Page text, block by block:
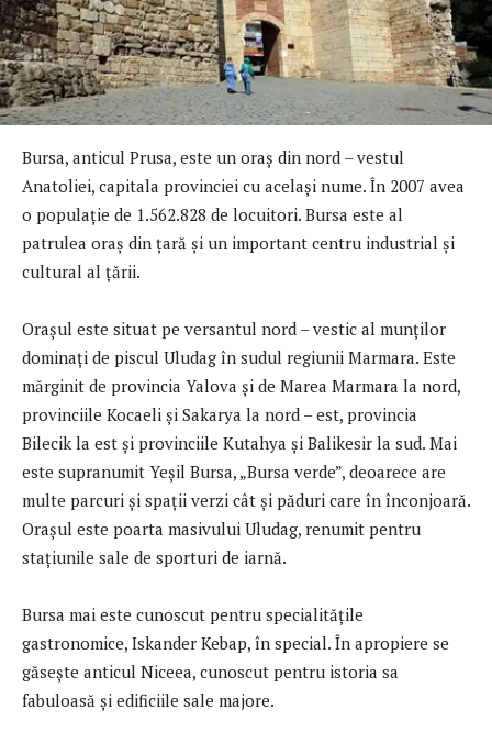
Bursa, anticul Prusa, este un oraş din nord – vestul
Anatoliei, capitala provinciei cu acelaşi nume. În 2007 avea
o populaţie de 1.562.828 de locuitori. Bursa este al
patrulea oraş din ţară şi un important centru industrial şi
cultural al ţării.
Oraşul este situat pe versantul nord – vestic al munţilor
dominaţi de piscul Uludag în sudul regiunii Marmara. Este
mărginit de provincia Yalova şi de Marea Marmara la nord,
provinciile Kocaeli şi Sakarya la nord – est, provincia
Bilecik la est şi provinciile Kutahya şi Balikesir la sud. Mai
este supranumit Yeşil Bursa, „Bursa verde”, deoarece are
multe parcuri şi spaţii verzi cât şi păduri care în înconjoară.
Oraşul este poarta masivului Uludag, renumit pentru
staţiunile sale de sporturi de iarnă.
Bursa mai este cunoscut pentru specialităţile
gastronomice, Iskander Kebap, în special. În apropiere se
găseşte anticul Niceea, cunoscut pentru istoria sa
fabuloasă şi edificiile sale majore.